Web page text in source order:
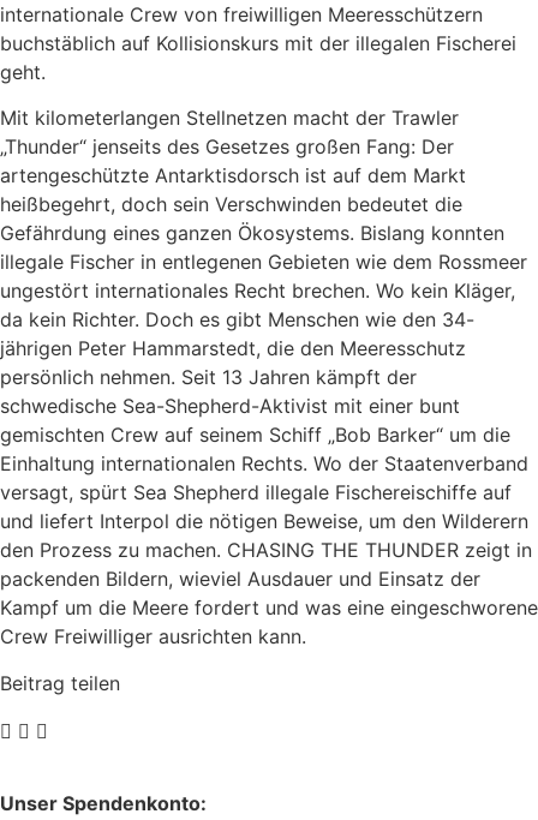
internationale Crew von freiwilligen Meeresschützern
buchstäblich auf Kollisionskurs mit der illegalen Fischerei
geht.
Mit kilometerlangen Stellnetzen macht der Trawler
„Thunder“ jenseits des Gesetzes großen Fang: Der
artengeschützte Antarktisdorsch ist auf dem Markt
heißbegehrt, doch sein Verschwinden bedeutet die
Gefährdung eines ganzen Ökosystems. Bislang konnten
illegale Fischer in entlegenen Gebieten wie dem Rossmeer
ungestört internationales Recht brechen. Wo kein Kläger,
da kein Richter. Doch es gibt Menschen wie den 34-
jährigen Peter Hammarstedt, die den Meeresschutz
persönlich nehmen. Seit 13 Jahren kämpft der
schwedische Sea-Shepherd-Aktivist mit einer bunt
gemischten Crew auf seinem Schiff „Bob Barker“ um die
Einhaltung internationalen Rechts. Wo der Staatenverband
versagt, spürt Sea Shepherd illegale Fischereischiffe auf
und liefert Interpol die nötigen Beweise, um den Wilderern
den Prozess zu machen. CHASING THE THUNDER zeigt in
packenden Bildern, wieviel Ausdauer und Einsatz der
Kampf um die Meere fordert und was eine eingeschworene
Crew Freiwilliger ausrichten kann.
Beitrag teilen
Unser Spendenkonto: